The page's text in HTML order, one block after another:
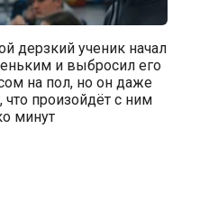
дерзкий ученик начал
и выбросил его
на пол, но он даже
что произойдёт с ним
минут